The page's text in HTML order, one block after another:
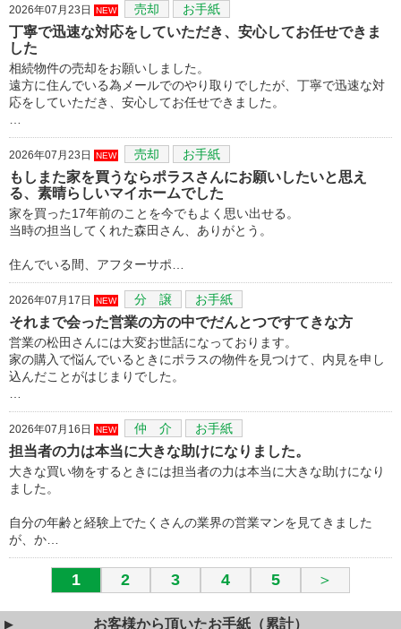
2026年07月23日 NEW 売却 お手紙
丁寧で迅速な対応をしていただき、安心してお任せできま
した
相続物件の売却をお願いしました。
遠方に住んでいる為メールでのやり取りでしたが、丁寧で迅速な対
応をしていただき、安心してお任せできました。
2026年07月23日 NEW 売却 お手紙
もしまた家を買うならポラスさんにお願いしたいと思え
る、素晴らしいマイホームでした
家を買った17年前のことを今でもよく思い出せる。
当時の担当してくれた森田さん、ありがとう。
住んでいる間、アフターサポ…
2026年07月17日 NEW 分 譲 お手紙
それまで会った営業の方の中でだんとつですてきな方
営業の松田さんには大変お世話になっております。
家の購入で悩んでいるときにポラスの物件を見つけて、内見を申し
込んだことがはじまりでした。
2026年07月16日 NEW 仲 介 お手紙
担当者の力は本当に大きな助けになりました。
大きな買い物をするときには担当者の力は本当に大きな助けになり
ました。
自分の年齢と経験上でたくさんの業界の営業マンを見てきました
が、か…
1 2 3 4 5 ＞
お客様から頂いたお手紙（累計）